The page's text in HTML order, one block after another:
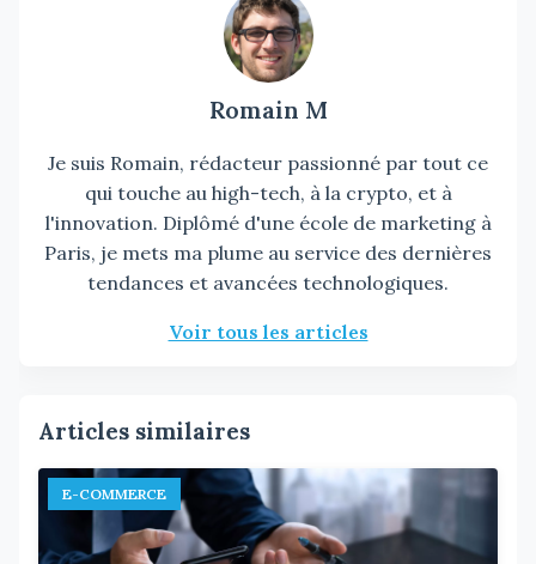
Romain M
Je suis Romain, rédacteur passionné par tout ce
qui touche au high-tech, à la crypto, et à
l'innovation. Diplômé d'une école de marketing à
Paris, je mets ma plume au service des dernières
tendances et avancées technologiques.
Voir tous les articles
Articles similaires
E-COMMERCE